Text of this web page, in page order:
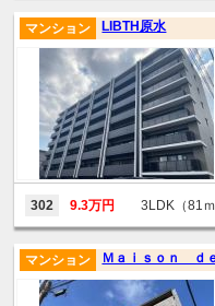
LIBTH原水
マンション
302 9.3万円 3LDK（81
Ｍａｉｓｏｎ ｄ
マンション